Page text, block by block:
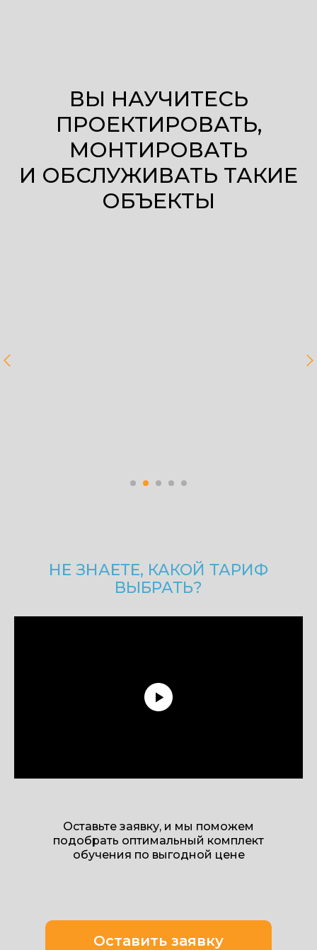
ВЫ НАУЧИТЕСЬ
ПРОЕКТИРОВАТЬ,
МОНТИРОВАТЬ
И ОБСЛУЖИВАТЬ ТАКИЕ
ОБЪЕКТЫ
НЕ ЗНАЕТЕ, КАКОЙ ТАРИФ
ВЫБРАТЬ?
Оставьте заявку, и мы поможем
подобрать оптимальный комплект
обучения по выгодной цене
Оставить заявку